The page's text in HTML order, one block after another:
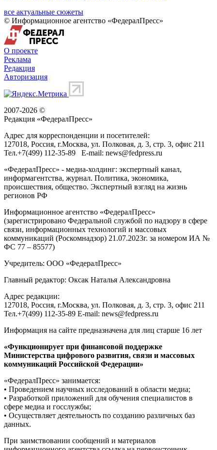
все актуальные сюжеты
© Информационное агентство «ФедералПресс»
О проекте
Реклама
Редакция
Авторизация
2007-2026 ©
Редакция «ФедералПресс»
Адрес для корреспонденции и посетителей:
127018, Россия, г.Москва, ул. Полковая, д. 3, стр. 3, офис 211
Тел.+7(499) 112-35-89 E-mail: news@fedpress.ru
«ФедералПресс» - медиа-холдинг: экспертный канал,
информагентства, журнал. Политика, экономика,
происшествия, общество. Экспертный взгляд на жизнь
регионов РФ
Информационное агентство «ФедералПресс»
(зарегистрировано Федеральной службой по надзору в сфере
связи, информационных технологий и массовых
коммуникаций (Роскомнадзор) 21.07.2023г. за номером ИА №
ФС 77 – 85577)
Учредитель: ООО «ФедералПресс»
Главный редактор: Оксак Наталья Александровна
Адрес редакции:
127018, Россия, г.Москва, ул. Полковая, д. 3, стр. 3, офис 211
Тел.+7(499) 112-35-89 E-mail: news@fedpress.ru
Информация на сайте предназначена для лиц старше 16 лет
«Функционирует при финансовой поддержке
Министерства цифрового развития, связи и массовых
коммуникаций Российской Федерации»
«ФедералПресс» занимается:
• Проведением научных исследований в области медиа;
• Разработкой приложений для обучения специалистов в
сфере медиа и госслужбы;
• Осуществляет деятельность по созданию различных баз
данных.
При заимствовании сообщений и материалов